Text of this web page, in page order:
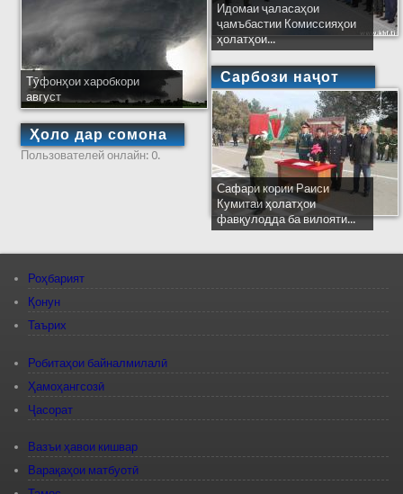
Тӯфонҳои харобкори
август
Ҳоло дар сомона
Пользователей онлайн: 0.
Идомаи ҷаласаҳои
ҷамъбастии Комиссияҳои
ҳолатҳои...
Сарбози наҷот
Сафари кории Раиси
Кумитаи ҳолатҳои
фавқулодда ба вилояти...
Роҳбарият
Қонун
Таърих
Робитаҳои байналмилалӣ
Ҳамоҳангсозӣ
Ҷасорат
Вазъи ҳавои кишвар
Варақаҳои матбуотӣ